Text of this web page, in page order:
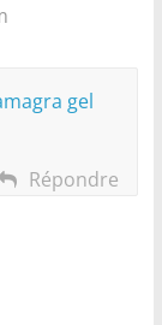
gel
Répondre